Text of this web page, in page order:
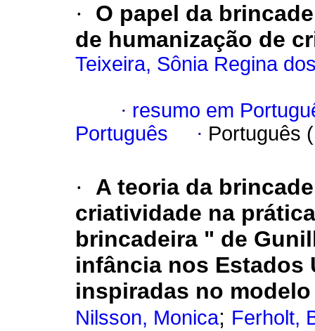
·
O papel da
de humanização de
Teixeira, Sônia Regina
· resumo em
Português
· Português
·
A teoria da
criatividade na
brincadeira " de
infância nos Estados
inspiradas no
Nilsson, Monica; Ferholt,